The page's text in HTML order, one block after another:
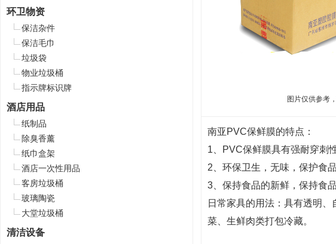
图片仅供参考
南亚PVC保鲜膜的特点：
1、PVC保鲜膜具有强耐穿刺
2、环保卫生，无味，保护食
3、保持食品的新鲜，保持食
日常家具的用法：具有透明
菜、生鲜肉类打包冷藏。
环卫物资
保洁杂件
保洁毛巾
垃圾袋
物业垃圾桶
指示牌标识牌
酒店用品
纸制品
除臭香薰
纸巾盒架
酒店一次性用品
客房垃圾桶
玻璃陶瓷
大堂垃圾桶
清洁设备